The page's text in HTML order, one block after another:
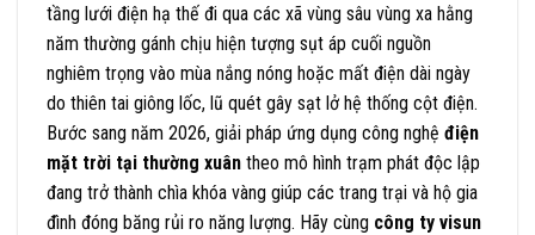
tầng lưới điện hạ thế đi qua các xã vùng sâu vùng xa hằng
năm thường gánh chịu hiện tượng sụt áp cuối nguồn
nghiêm trọng vào mùa nắng nóng hoặc mất điện dài ngày
do thiên tai giông lốc, lũ quét gây sạt lở hệ thống cột điện.
Bước sang năm 2026, giải pháp ứng dụng công nghệ điện
mặt trời tại thường xuân theo mô hình trạm phát độc lập
đang trở thành chìa khóa vàng giúp các trang trại và hộ gia
đình đóng băng rủi ro năng lượng. Hãy cùng công ty visun